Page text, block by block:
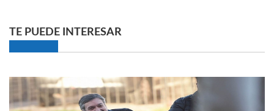
TE PUEDE INTERESAR